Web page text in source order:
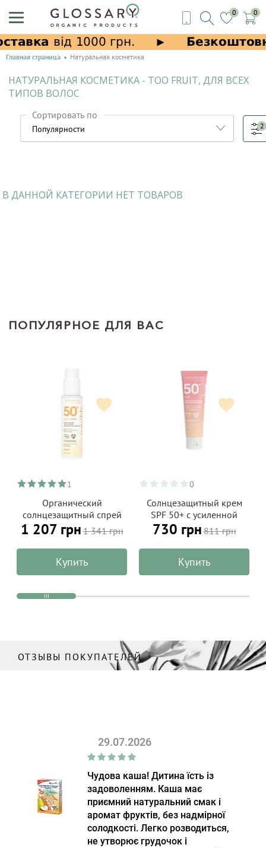
0 0
Главная страница Натуральная косметика
НАТУРАЛЬНАЯ КОСМЕТИКА - TOO FRUIT, ДЛЯ ВСЕХ
ТИПОВ ВОЛОС
Сортировать по
2
В ДАННОЙ КАТЕГОРИИ НЕТ ТОВАРОВ
ПОПУЛЯРНОЕ ДЛЯ ВАС
1
Органический
солнцезащитный спрей
SPF 50+ для
чувствительной кожи
лица и тела ALPHANOVA
Organic Sun 100 г
1 207 грн1 341 грн
Купить
0
Солнцезащитный крем
SPF 50+ с усиленной
защитой от UVA,
ALPHANOVA Daily SUN 50
мл
730 грн811 грн
Купить
ОТЗЫВЫ ПОКУПАТЕЛЕЙ
29.07.2026
Чудова каша! Дитина їсть із
задоволенням. Каша має
приємний натуральний смак і
аромат фруктів, без надмірної
солодкості. Легко розводиться,
не утворює грудочок і